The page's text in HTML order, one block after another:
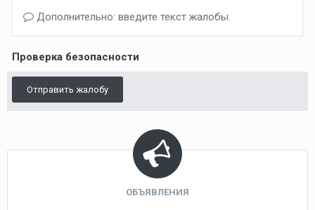
Дополнительно: введите текст жалобы.
Проверка безопасности
Отправить жалобу
ОБЪЯВЛЕНИЯ